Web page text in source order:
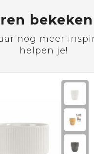
nog meer
helpen je!